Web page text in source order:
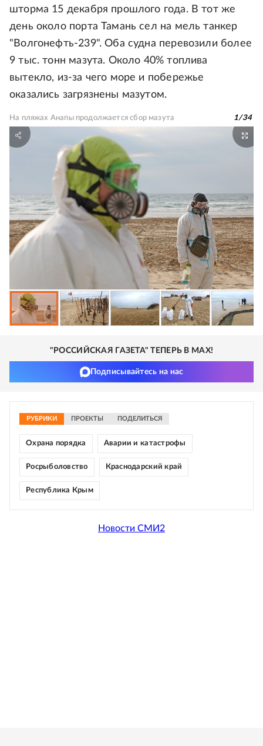
шторма 15 декабря прошлого года. В тот же
день около порта Тамань сел на мель танкер
"Волгонефть-239". Оба судна перевозили более
9 тыс. тонн мазута. Около 40% топлива
вытекло, из-за чего море и побережье
оказались загрязнены мазутом.
На пляжах Анапы продолжается сбор мазута 1/34
"РОССИЙСКАЯ ГАЗЕТА" ТЕПЕРЬ В MAX!
Подписывайтесь на нас
РУБРИКИ ПРОЕКТЫ ПОДЕЛИТЬСЯ
Охрана порядка Аварии и катастрофы
Росрыболовство Краснодарский край
Республика Крым
Новости СМИ2